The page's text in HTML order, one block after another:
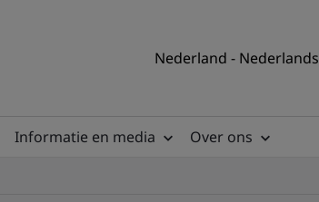
Nederland - Nederlands
Informatie en media
Over ons